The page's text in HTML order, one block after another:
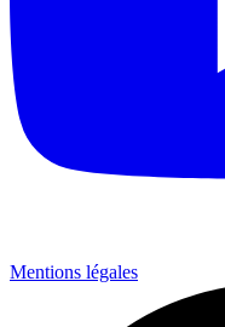
Mentions légales